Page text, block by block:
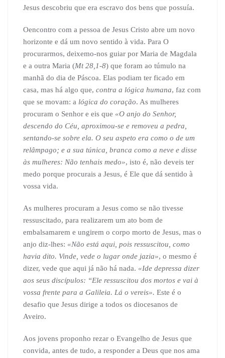
Jesus descobriu que era escravo dos bens que possuía.
Oencontro com a pessoa de Jesus Cristo abre um novo
horizonte e dá um novo sentido à vida. Para O
procurarmos, deixemo-nos guiar por Maria de Magdala
e a outra Maria (Mt 28,1-8) que foram ao túmulo na
manhã do dia de Páscoa. Elas podiam ter ficado em
casa, mas há algo que, contra a lógica humana, faz com
que se movam: a lógica do coração. As mulheres
procuram o Senhor e eis que «O anjo do Senhor,
descendo do Céu, aproximou-se e removeu a pedra,
sentando-se sobre ela. O seu aspeto era como o de um
relâmpago; e a sua túnica, branca como a neve e disse
às mulheres: Não tenhais medo», isto é, não deveis ter
medo porque procurais a Jesus, é Ele que dá sentido à
vossa vida.
As mulheres procuram a Jesus como se não tivesse
ressuscitado, para realizarem um ato bom de
embalsamarem e ungirem o corpo morto de Jesus, mas o
anjo diz-lhes: «Não está aqui, pois ressuscitou, como
havia dito. Vinde, vede o lugar onde jazia», o mesmo é
dizer, vede que aqui já não há nada. «Ide depressa dizer
aos seus discípulos: “Ele ressuscitou dos mortos e vai à
vossa frente para a Galileia. Lá o vereis». Este é o
desafio que Jesus dirige a todos os diocesanos de
Aveiro.
Aos jovens proponho rezar o Evangelho de Jesus que
convida, antes de tudo, a responder a Deus que nos ama